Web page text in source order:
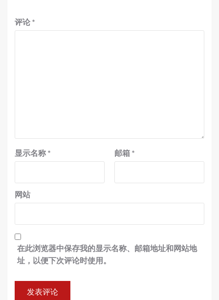
评论 *
显示名称 * 邮箱 *
网站
在此浏览器中保存我的显示名称、邮箱地址和网站地
址，以便下次评论时使用。